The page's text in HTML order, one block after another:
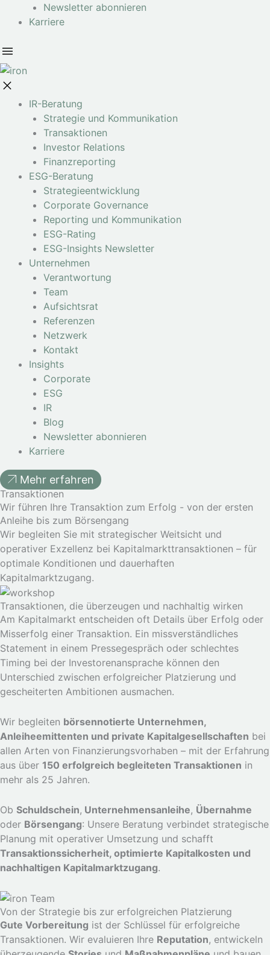
Newsletter abonnieren
Karriere
IR-Beratung
Strategie und Kommunikation
Transaktionen
Investor Relations
Finanzreporting
ESG-Beratung
Strategieentwicklung
Corporate Governance
Reporting und Kommunikation
ESG-Rating
ESG-Insights Newsletter
Unternehmen
Verantwortung
Team
Aufsichtsrat
Referenzen
Netzwerk
Kontakt
Insights
Corporate
ESG
IR
Blog
Newsletter abonnieren
Karriere
Mehr erfahren
Transaktionen
Wir führen Ihre Transaktion zum Erfolg - von der ersten
Anleihe bis zum Börsengang
Wir begleiten Sie mit strategischer Weitsicht und
operativer Exzellenz bei Kapitalmarkttransaktionen – für
optimale Konditionen und dauerhaften
Kapitalmarktzugang.
Transaktionen, die überzeugen und nachhaltig wirken
Am Kapitalmarkt entscheiden oft Details über Erfolg oder
Misserfolg einer Transaktion. Ein missverständliches
Statement in einem Pressegespräch oder schlechtes
Timing bei der Investorenansprache können den
Unterschied zwischen erfolgreicher Platzierung und
gescheiterten Ambitionen ausmachen.
Wir begleiten börsennotierte Unternehmen,
Anleiheemittenten und private Kapitalgesellschaften bei
allen Arten von Finanzierungsvorhaben – mit der Erfahrung
aus über 150 erfolgreich begleiteten Transaktionen in
mehr als 25 Jahren.
Ob Schuldschein, Unternehmensanleihe, Übernahme
oder Börsengang: Unsere Beratung verbindet strategische
Planung mit operativer Umsetzung und schafft
Transaktionssicherheit, optimierte Kapitalkosten und
nachhaltigen Kapitalmarktzugang.
Von der Strategie bis zur erfolgreichen Platzierung
Gute Vorbereitung ist der Schlüssel für erfolgreiche
Transaktionen. Wir evaluieren Ihre Reputation, entwickeln